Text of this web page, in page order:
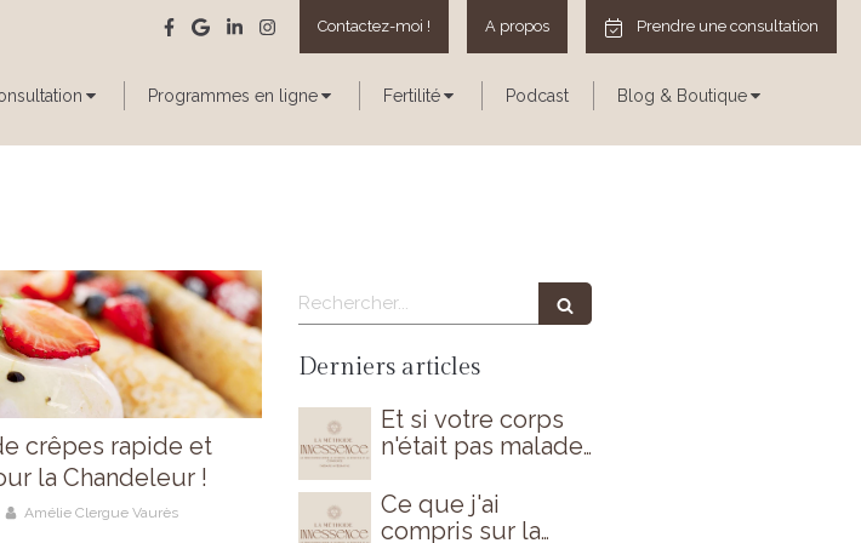
Prendre une consultation
A propos
Contactez-moi !
Programmes en ligne Fertilité Podcast Blog & Boutique
crêpes rapide et
la Chandeleur !
Amélie Clergue Vaurès
Rechercher
Derniers articles
Et si votre corps
n'était pas malade
Ce que j'ai
compris sur la